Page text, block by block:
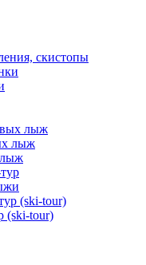
скистопы
лыж
лыж
лыж
(ski-tour)
(ski-tour)